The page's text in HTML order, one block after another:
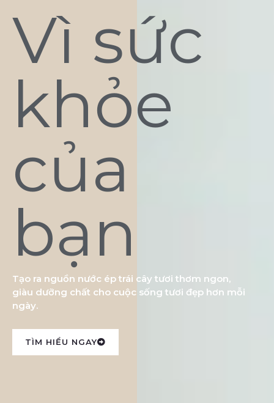
Vì sức
khỏe
của
bạn
Tạo ra nguồn nước ép trái cây tươi thơm ngon,
giàu dưỡng chất cho cuộc sống tươi đẹp hơn mỗi
ngày.
TÌM HIỂU NGAY